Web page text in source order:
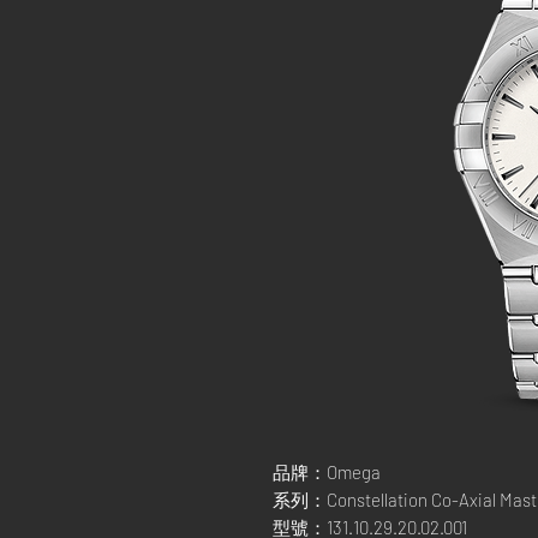
品牌：Omega
系列：Constellation Co-Axial
型號：131.10.29.20.02.001